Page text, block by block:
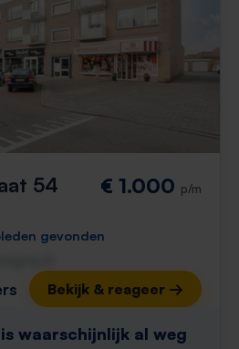
54 € 1.000 p/m
gevonden
Bekijk & reageer →
waarschijnlijk al weg